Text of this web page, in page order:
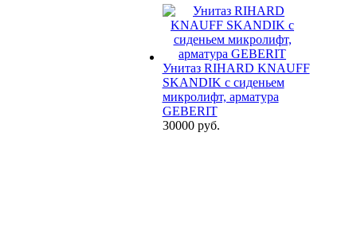
Унитаз RIHARD KNAUFF
SKANDIK с сиденьем
микролифт, арматура
GEBERIT
30000 руб.